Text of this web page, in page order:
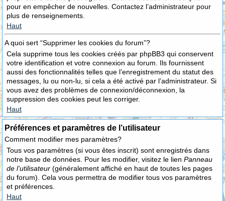
pour en empêcher de nouvelles. Contactez l’administrateur pour
plus de renseignements.
Haut
A quoi sert “Supprimer les cookies du forum”?
Cela supprime tous les cookies créés par phpBB3 qui conservent
votre identification et votre connexion au forum. Ils fournissent
aussi des fonctionnalités telles que l’enregistrement du statut des
messages, lu ou non-lu, si cela a été activé par l’administrateur. Si
vous avez des problèmes de connexion/déconnexion, la
suppression des cookies peut les corriger.
Haut
Préférences et paramètres de l’utilisateur
Comment modifier mes paramètres?
Tous vos paramètres (si vous êtes inscrit) sont enregistrés dans
notre base de données. Pour les modifier, visitez le lien Panneau
de l’utilisateur (généralement affiché en haut de toutes les pages
du forum). Cela vous permettra de modifier tous vos paramètres
et préférences.
Haut